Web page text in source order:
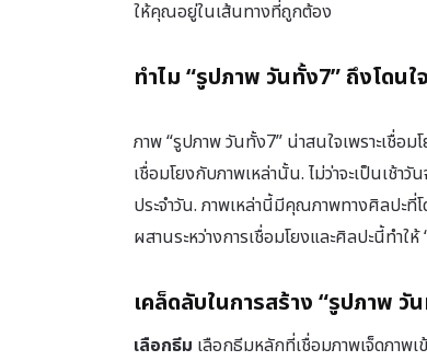
ให้คุณอยู่ในเส้นทางที่ถูกต้อง
ทำไม “รูปภาพ วันทั้ง7” ถึงโดน
ภาพ “รูปภาพ วันทั้ง7” น่าสนใจเพราะเชื่
เชื่อมโยงกับภาพเหล่านั้น. ไม่ว่าจะเป็นเช้
ประจำวัน. ภาพเหล่านี้มีคุณภาพทางศิลปะที่
ผสานระหว่างการเชื่อมโยงและศิลปะนี้ทำใ
เคล็ดลับในการสร้าง “รูปภาพ
เลือกธีม เลือกธีมหลักที่เชื่อมภาพเจ็ดภาพ